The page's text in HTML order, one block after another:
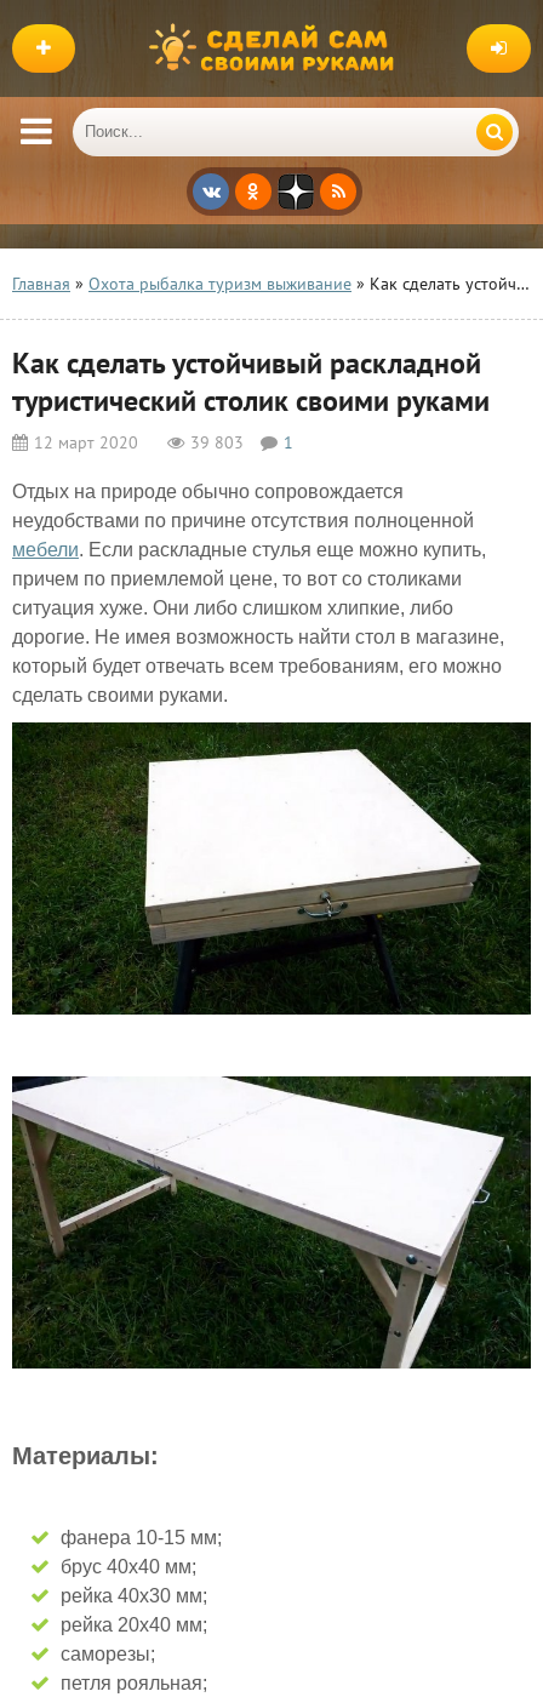
Главная » Охота рыбалка туризм выживание » Как сделать устойчивый раскладной туристический столик своими руками
Как сделать устойчивый раскладной
туристический столик своими руками
12 март 2020 39 803 1
Отдых на природе обычно сопровождается
неудобствами по причине отсутствия полноценной
мебели. Если раскладные стулья еще можно купить,
причем по приемлемой цене, то вот со столиками
ситуация хуже. Они либо слишком хлипкие, либо
дорогие. Не имея возможность найти стол в магазине,
который будет отвечать всем требованиям, его можно
сделать своими руками.
Материалы:
фанера 10-15 мм;
брус 40х40 мм;
рейка 40х30 мм;
рейка 20х40 мм;
саморезы;
петля рояльная;